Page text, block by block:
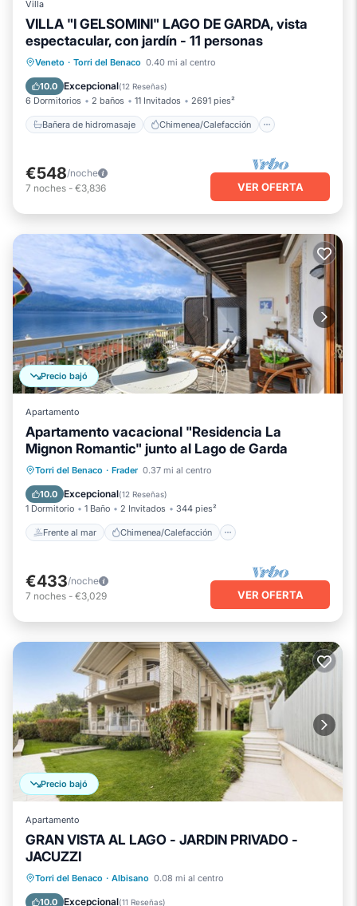
Villa
VILLA "I GELSOMINI" LAGO DE GARDA, vista
espectacular, con jardín - 11 personas
Veneto · Torri del Benaco 0.40 mi al centro
10.0 Excepcional(12 Reseñas)
6 Dormitorios 2 baños 11 Invitados 2691 pies²
Bañera de hidromasaje Chimenea/Calefacción
Bañera de hidromasaje
Chimenea/Calefacción
Vista al mar
Balcón/Terraza
€548/noche
7 noches - €3,836 VER OFERTA
Precio bajó
Apartamento
Apartamento vacacional "Residencia La
Mignon Romantic" junto al Lago de Garda
Torri del Benaco · Frader 0.37 mi al centro
10.0 Excepcional(12 Reseñas)
1 Dormitorio 1 Baño 2 Invitados 344 pies²
Frente al mar Chimenea/Calefacción
Frente al mar
Chimenea/Calefacción
Vista al mar
Balcón/Terraza
€433/noche
7 noches - €3,029 VER OFERTA
Precio bajó
Apartamento
GRAN VISTA AL LAGO - JARDIN PRIVADO -
JACUZZI
Torri del Benaco · Albisano 0.08 mi al centro
10.0 Excepcional(11 Reseñas)
Chimenea/Calefacción
Vista al mar
Balcón/Terraza